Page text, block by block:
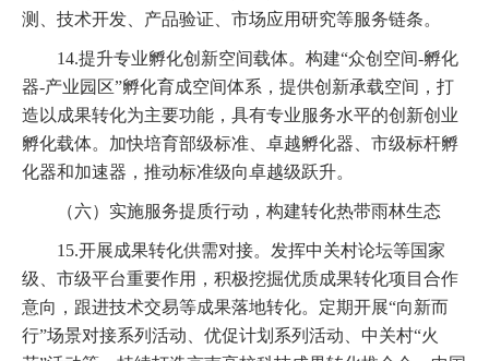
测、技术开发、产品验证、市场应用研究等服务链条。
14.提升专业孵化创新空间载体。构建“众创空间-孵化
器-产业园区”孵化育成空间体系，提供创新承载空间，打
造以成果转化为主要功能，具有专业服务水平的创新创业
孵化载体。加快培育部级标准、卓越孵化器、市级标杆孵
化器和加速器，推动标准级向卓越级跃升。
（六）实施服务提质行动，构建转化热带雨林生态
15.开展成果转化供需对接。发挥中关村论坛等国家
级、市级平台重要作用，积极挖掘优质成果转化项目合作
意向，跟进技术交易等成果落地转化。定期开展“向新而
行”场景对接系列活动、优促计划系列活动、中关村“火